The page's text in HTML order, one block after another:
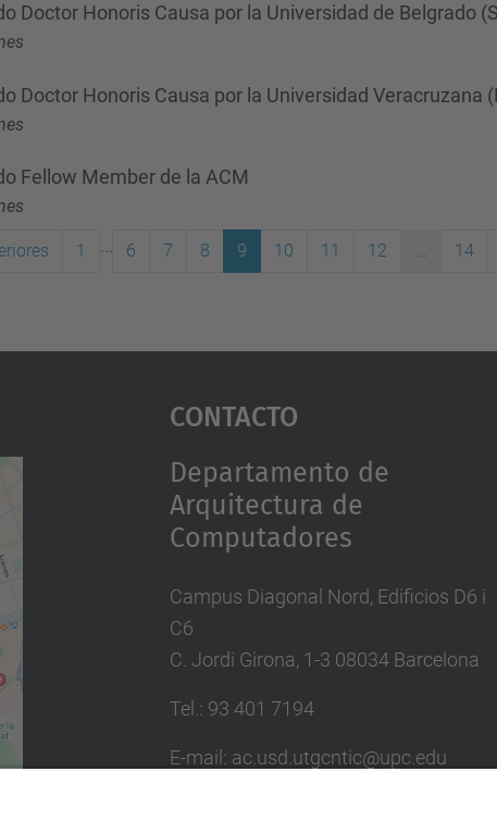
Doctor Honoris Causa por la Universidad de Belgrado
Doctor Honoris Causa por la Universidad Veracruzana
Fellow Member de la ACM
1 6 7 8 9 10 11 12 ... 14
Contacto
Departamento de
Arquitectura de
Computadores
Campus Diagonal Nord, Edificios D6 i
C6
C. Jordi Girona, 1-3 08034 Barcelona
Tel.: 93 401 7194
E-mail: ac.usd.utgcntic@upc.edu